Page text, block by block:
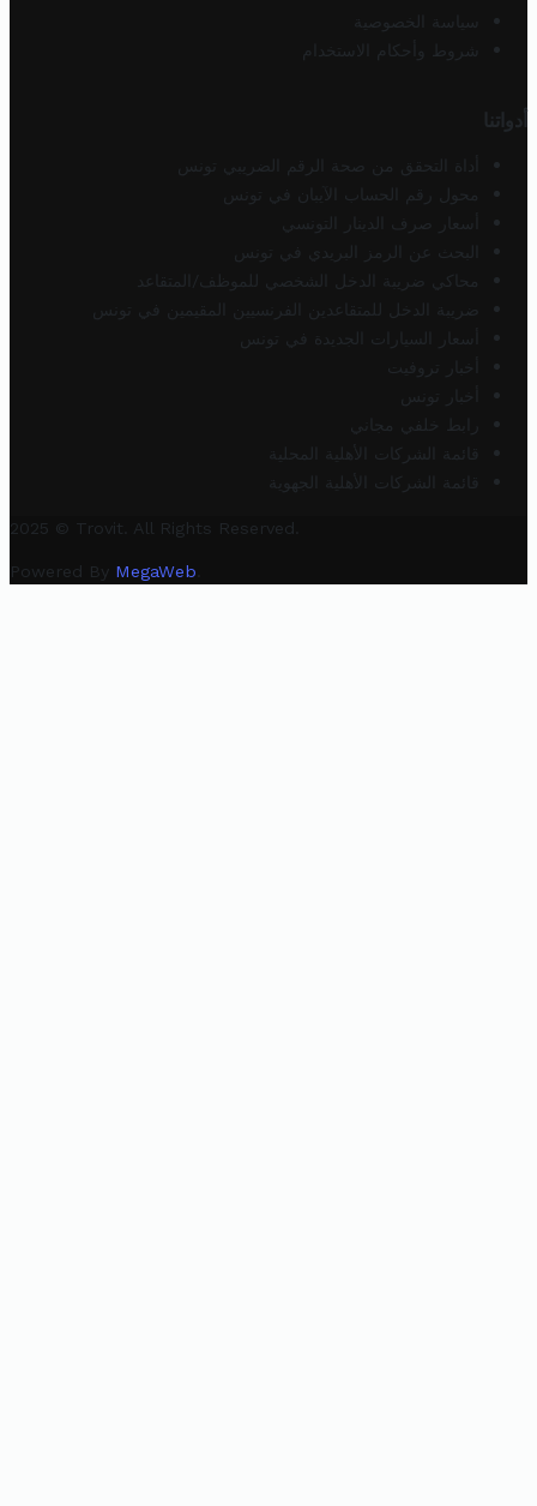
سياسة الخصوصية
شروط وأحكام الاستخدام
أدواتنا
أداة التحقق من صحة الرقم الضريبي تونس
محول رقم الحساب الآيبان في تونس
أسعار صرف الدينار التونسي
البحث عن الرمز البريدي في تونس
محاكي ضريبة الدخل الشخصي للموظف/المتقاعد
ضريبة الدخل للمتقاعدين الفرنسيين المقيمين في تونس
أسعار السيارات الجديدة في تونس
أخبار تروفيت
أخبار تونس
رابط خلفي مجاني
قائمة الشركات الأهلية المحلية
قائمة الشركات الأهلية الجهوية
2025 © Trovit. All Rights Reserved.
Powered By MegaWeb